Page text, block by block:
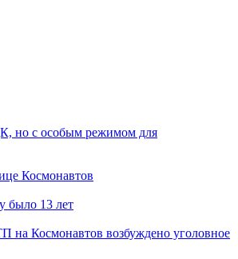
но с особым режимом для
Космонавтов
было 13 лет
на Космонавтов возбуждено уголовное